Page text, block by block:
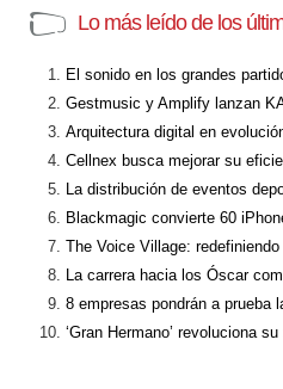
Lo más leído de los
El sonido en los grandes
Gestmusic y Amplify lanzan
Arquitectura digital en
Cellnex busca mejorar su
La distribución de eventos
Blackmagic convierte 60
The Voice Village:
La carrera hacia los Óscar
8 empresas pondrán a prueba
‘Gran Hermano’ revoluciona